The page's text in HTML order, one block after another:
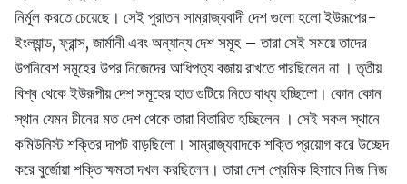
নির্মূল করতে চেয়েছে। সেই পুরাতন সাম্রাজ্যবাদী দেশ গুলো হলো ইউরূপের-
ইংল্যান্ড, ফ্রান্স, জার্মানী এবং অন্যান্য দেশ সমূহ – তারা সেই সময়ে তাদের
উপনিবেশ সমূহের উপর নিজেদের আধিপত্য বজায় রাখতে পারছিলেন না । তৃতীয়
বিশ্ব থেকে ইউরূপীয় দেশ সমূহের হাত গুটিয়ে নিতে বাধ্য হচ্ছিলো। কোন কোন
স্থান যেমন চীনের মত দেশ থেকে তারা বিতারিত হচ্ছিলেন । সেই সকল স্থানে
কমিউনিস্ট শক্তির দাপট বাড়ছিলো। সাম্রাজ্যবাদকে শক্তি প্রয়োগ করে উচ্ছেদ
করে বুর্জোয়া শক্তি ক্ষমতা দখল করছিলেন। তারা দেশ প্রেমিক হিসাবে নিজ নিজ